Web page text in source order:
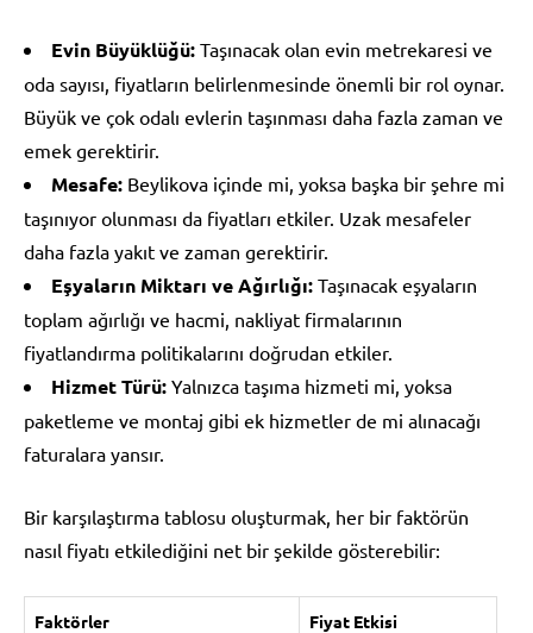
Evin Büyüklüğü: Taşınacak olan evin metrekaresi ve
oda sayısı, fiyatların belirlenmesinde önemli bir rol oynar.
Büyük ve çok odalı evlerin taşınması daha fazla zaman ve
emek gerektirir.
Mesafe: Beylikova içinde mi, yoksa başka bir şehre mi
taşınıyor olunması da fiyatları etkiler. Uzak mesafeler
daha fazla yakıt ve zaman gerektirir.
Eşyaların Miktarı ve Ağırlığı: Taşınacak eşyaların
toplam ağırlığı ve hacmi, nakliyat firmalarının
fiyatlandırma politikalarını doğrudan etkiler.
Hizmet Türü: Yalnızca taşıma hizmeti mi, yoksa
paketleme ve montaj gibi ek hizmetler de mi alınacağı
faturalara yansır.
Bir karşılaştırma tablosu oluşturmak, her bir faktörün
nasıl fiyatı etkilediğini net bir şekilde gösterebilir:
Faktörler Fiyat Etkisi